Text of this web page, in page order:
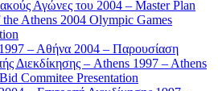
Αγώνες του 2004 – Master Plan
the Athens 2004 Olympic Games
– Αθήνα 2004 – Παρουσίαση
Διεκδίκησης – Athens 1997 – Athens
Commitee Presentation